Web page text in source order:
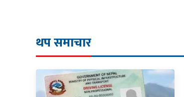
थप समाचार